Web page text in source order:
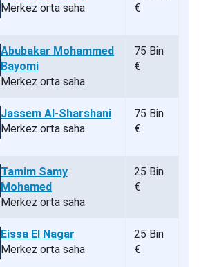
Merkez orta saha
€
Abubakar Mohammed
Bayomi
Merkez orta saha
75 Bin
€
Jassem Al-Sharshani
Merkez orta saha
75 Bin
€
Tamim Samy
Mohamed
Merkez orta saha
25 Bin
€
Eissa El Nagar
Merkez orta saha
25 Bin
€